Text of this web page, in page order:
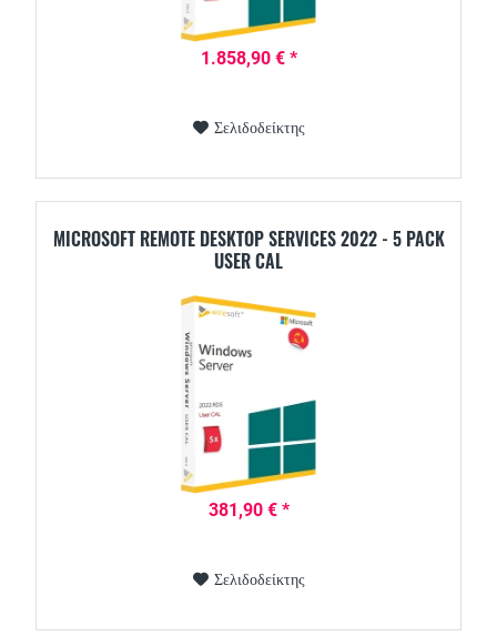
1.858,90 € *
Σελιδοδείκτης
MICROSOFT REMOTE DESKTOP SERVICES 2022 - 5 PACK
USER CAL
381,90 € *
Σελιδοδείκτης